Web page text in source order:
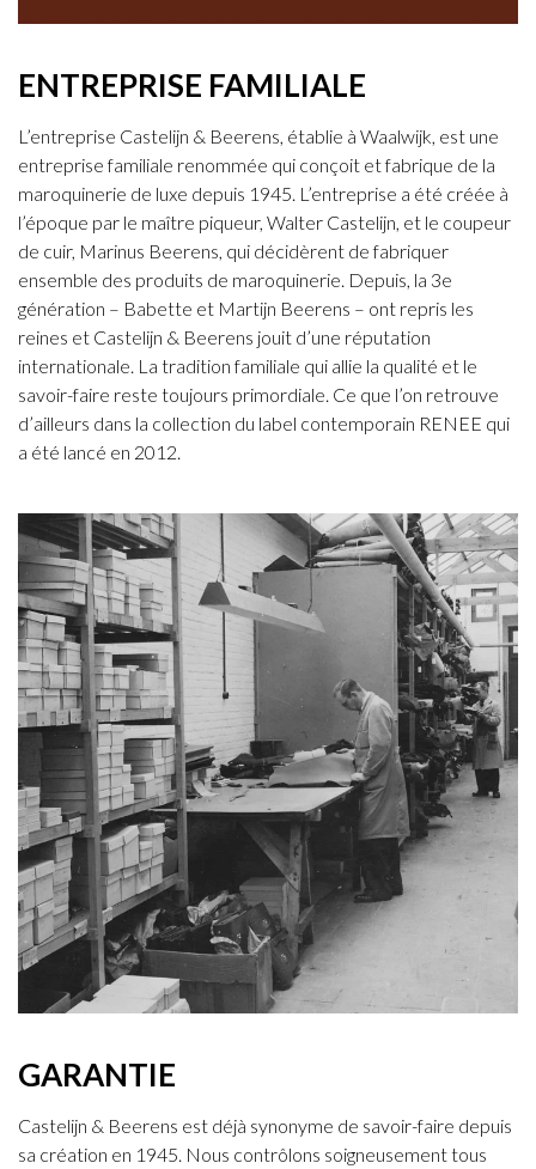
ENTREPRISE FAMILIALE
L’entreprise Castelijn & Beerens, établie à Waalwijk, est une
entreprise familiale renommée qui conçoit et fabrique de la
maroquinerie de luxe depuis 1945. L’entreprise a été créée à
l’époque par le maître piqueur, Walter Castelijn, et le coupeur
de cuir, Marinus Beerens, qui décidèrent de fabriquer
ensemble des produits de maroquinerie. Depuis, la 3e
génération – Babette et Martijn Beerens – ont repris les
reines et Castelijn & Beerens jouit d’une réputation
internationale. La tradition familiale qui allie la qualité et le
savoir-faire reste toujours primordiale. Ce que l’on retrouve
d’ailleurs dans la collection du label contemporain RENEE qui
a été lancé en 2012.
GARANTIE
Castelijn & Beerens est déjà synonyme de savoir-faire depuis
sa création en 1945. Nous contrôlons soigneusement tous